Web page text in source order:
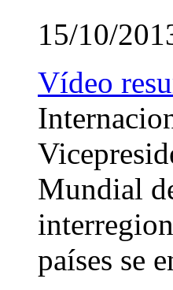
15/10/
Vídeo
Mundial
países se